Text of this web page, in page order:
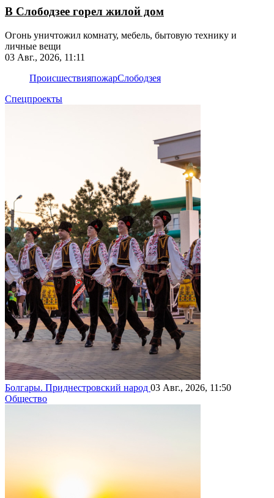
В Слободзее горел жилой дом
Огонь уничтожил комнату, мебель, бытовую технику и
личные вещи
03 Авг., 2026, 11:11
ПроисшествияпожарСлободзея
Спецпроекты
Болгары. Приднестровский народ 03 Авг., 2026, 11:50
Общество